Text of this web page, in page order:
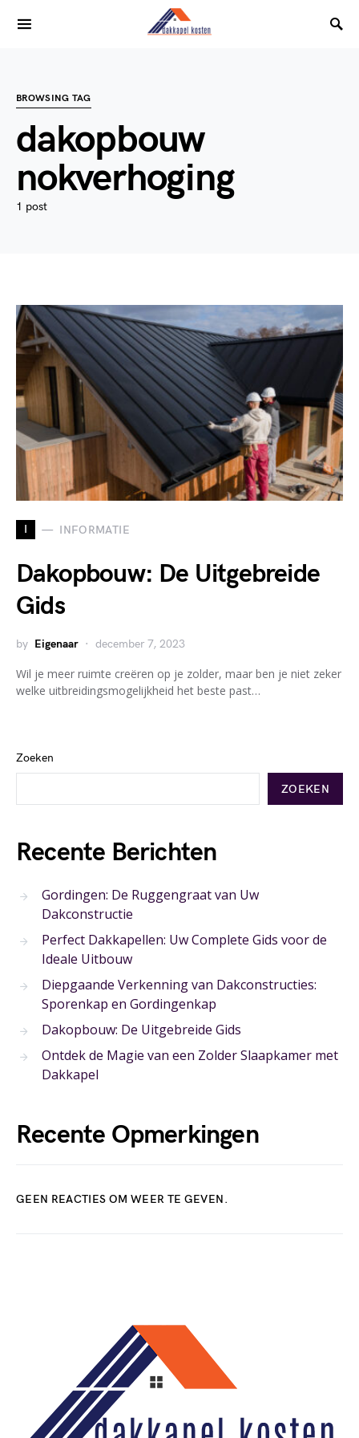
BROWSING TAG
dakopbouw
nokverhoging
1 post
I INFORMATIE
Dakopbouw: De Uitgebreide
Gids
by Eigenaar december 7, 2023
Wil je meer ruimte creëren op je zolder, maar ben je niet zeker
welke uitbreidingsmogelijkheid het beste past…
Zoeken
ZOEKEN
Recente Berichten
Gordingen: De Ruggengraat van Uw
Dakconstructie
Perfect Dakkapellen: Uw Complete Gids voor de
Ideale Uitbouw
Diepgaande Verkenning van Dakconstructies:
Sporenkap en Gordingenkap
Dakopbouw: De Uitgebreide Gids
Ontdek de Magie van een Zolder Slaapkamer met
Dakkapel
Recente Opmerkingen
GEEN REACTIES OM WEER TE GEVEN.